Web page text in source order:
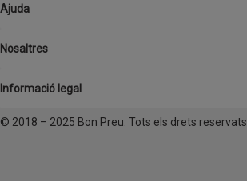
Ajuda
Nosaltres
Informació legal
© 2018 – 2025 Bon Preu. Tots els drets reservats